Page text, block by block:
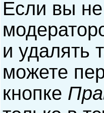
Если вы
и удалять
можете
кнопке